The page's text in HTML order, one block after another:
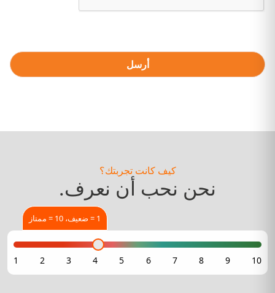
أرسل
كيف كانت تجربتك؟
نحن نحب أن نعرف.
1 = ضعيف، 10 = ممتاز